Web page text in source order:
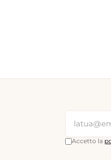
Accetto la